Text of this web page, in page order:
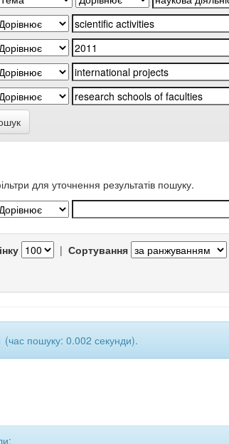
для уточнення результатів пошуку.
| Сортування
(час пошуку: 0.002 секунди).